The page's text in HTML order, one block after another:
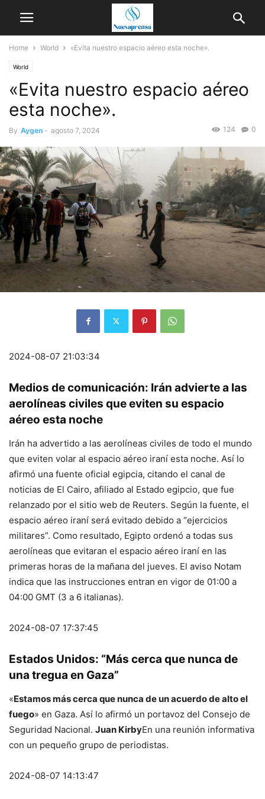
Home World «Evita nuestro espacio aéreo esta noche».
World
«Evita nuestro espacio aéreo
esta noche».
By Aygen - agosto 7, 2024 0
124
2024-08-07 21:03:34
Medios de comunicación: Irán advierte a las
aerolíneas civiles que eviten su espacio
aéreo esta noche
Irán ha advertido a las aerolíneas civiles de todo el mundo
que eviten volar al espacio aéreo iraní esta noche. Así lo
afirmó una fuente oficial egipcia, citando el canal de
noticias de El Cairo, afiliado al Estado egipcio, que fue
relanzado por el sitio web de Reuters. Según la fuente, el
espacio aéreo iraní será evitado debido a “ejercicios
militares”. Como resultado, Egipto ordenó a todas sus
aerolíneas que evitaran el espacio aéreo iraní en las
primeras horas de la mañana del jueves. El aviso Notam
indica que las instrucciones entran en vigor de 01:00 a
04:00 GMT (3 a 6 italianas).
2024-08-07 17:37:45
Estados Unidos: “Más cerca que nunca de
una tregua en Gaza”
«Estamos más cerca que nunca de un acuerdo de alto el
fuego» en Gaza. Así lo afirmó un portavoz del Consejo de
Seguridad Nacional. Juan KirbyEn una reunión informativa
con un pequeño grupo de periodistas.
2024-08-07 14:13:47